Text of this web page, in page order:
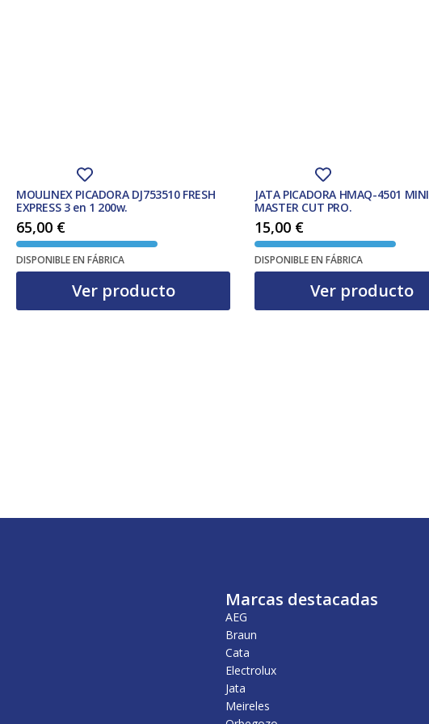
MOULINEX PICADORA DJ753510 FRESH
EXPRESS 3 en 1 200w.
65,00 €
DISPONIBLE EN FÁBRICA
Ver producto
JATA PICADORA HMAQ-4501 MINI
MASTER CUT PRO.
15,00 €
DISPONIBLE EN FÁBRICA
Ver producto
Marcas destacadas
AEG
Braun
Cata
Electrolux
Jata
Meireles